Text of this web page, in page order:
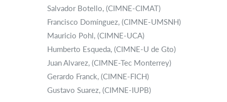
Salvador Botello, (CIMNE-CIMAT)
Francisco Domínguez, (CIMNE-UMSNH)
Mauricio Pohl, (CIMNE-UCA)
Humberto Esqueda, (CIMNE-U de Gto)
Juan Alvarez, (CIMNE-Tec Monterrey)
Gerardo Franck, (CIMNE-FICH)
Gustavo Suarez, (CIMNE-IUPB)